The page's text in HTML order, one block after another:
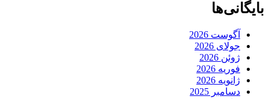
بایگانی‌ها
آگوست 2026
جولای 2026
ژوئن 2026
فوریه 2026
ژانویه 2026
دسامبر 2025